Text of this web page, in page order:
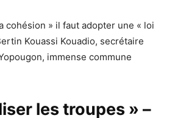
cohésion » il faut adopter une « loi
Kouassi Kouadio, secrétaire
immense commune
les troupes » –